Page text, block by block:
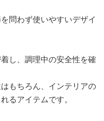
問わず使いやすいデザイ
し、調理中の安全性を確
もちろん、インテリアの
るアイテムです。